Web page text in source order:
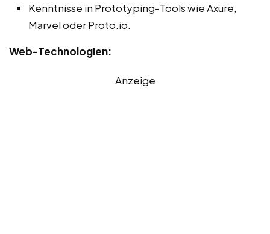
Kenntnisse in Prototyping-Tools wie Axure,
Marvel oder Proto.io.
Web-Technologien:
Anzeige